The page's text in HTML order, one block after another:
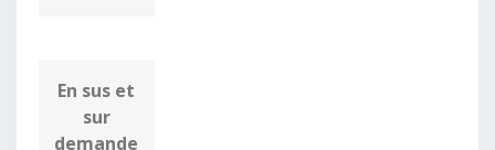
En sus et
sur
demande